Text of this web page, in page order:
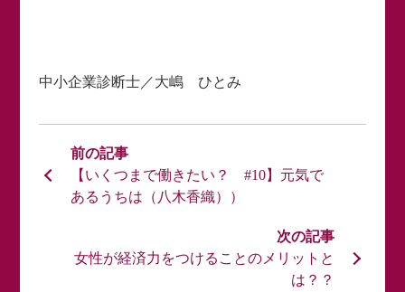
中小企業診断士／大嶋 ひとみ
【いくつまで働きたい？ #10】元気で
あるうちは（八木香織））
女性が経済力をつけることのメリットと
は？？